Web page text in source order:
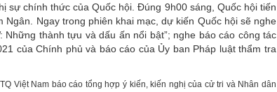
sự chính thức của Quốc hội. Đúng 9h00 sáng, Quốc hội tiến
Ngay trong phiên khai mạc, dự kiến Quốc hội sẽ nghe
thành tựu và dấu ấn nổi bật”; nghe báo cáo công tác
của Chính phủ và báo cáo của Ủy ban Pháp luật thẩm tra
Việt Nam báo cáo tổng hợp ý kiến, kiến nghị của cử tri và Nhân dân